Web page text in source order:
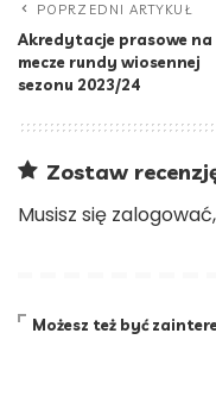
POPRZEDNI ARTYKUŁ
Akredytacje prasowe na
mecze rundy wiosennej
sezonu 2023/24
Zostaw
Musisz się zalogować
Możesz też być